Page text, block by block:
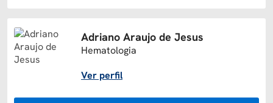
Adriano Araujo de Jesus
Hematologia
Ver perfil